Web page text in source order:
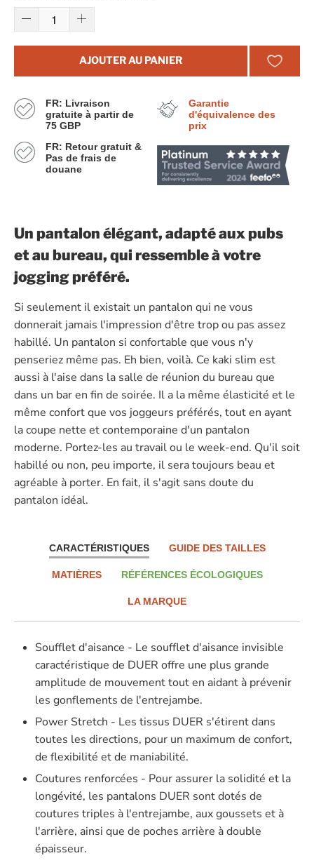
AJOUTER AU PANIER
FR: Livraison
gratuite à partir de
75 GBP
Garantie
d'équivalence des
prix
FR: Retour gratuit &
Pas de frais de
douane
Un pantalon élégant, adapté aux pubs
et au bureau, qui ressemble à votre
jogging préféré.
Si seulement il existait un pantalon qui ne vous
donnerait jamais l'impression d'être trop ou pas assez
habillé. Un pantalon si confortable que vous n'y
penseriez même pas. Eh bien, voilà. Ce kaki slim est
aussi à l'aise dans la salle de réunion du bureau que
dans un bar en fin de soirée. Il a la même élasticité et le
même confort que vos joggeurs préférés, tout en ayant
la coupe nette et contemporaine d'un pantalon
moderne. Portez-les au travail ou le week-end. Qu'il soit
habillé ou non, peu importe, il sera toujours beau et
agréable à porter. En fait, il s'agit sans doute du
pantalon idéal.
CARACTÉRISTIQUES GUIDE DES TAILLES
MATIÈRES RÉFÉRENCES ÉCOLOGIQUES
LA MARQUE
Soufflet d'aisance - Le soufflet d'aisance invisible
caractéristique de DUER offre une plus grande
amplitude de mouvement tout en aidant à prévenir
les gonflements de l'entrejambe.
Power Stretch - Les tissus DUER s'étirent dans
toutes les directions, pour un maximum de confort,
de flexibilité et de maniabilité.
Coutures renforcées - Pour assurer la solidité et la
longévité, les pantalons DUER sont dotés de
coutures triples à l'entrejambe, aux goussets et à
l'arrière, ainsi que de poches arrière à double
épaisseur.